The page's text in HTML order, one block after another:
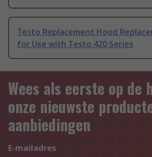
Testo Replacement Hood
for Use with Testo 420 Series
Wees als eerste op de
onze nieuwste
aanbiedingen
E-mailadres